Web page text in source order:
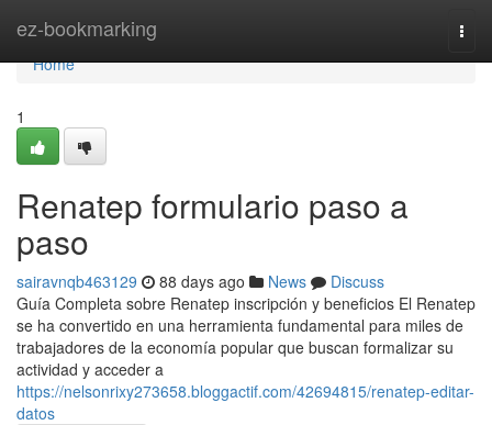
ez-bookmarking
Home
Home
1
Renatep formulario paso a
paso
sairavnqb463129 88 days ago News
Discuss
Guía Completa sobre Renatep inscripción y beneficios El Renatep
se ha convertido en una herramienta fundamental para miles de
trabajadores de la economía popular que buscan formalizar su
actividad y acceder a
https://nelsonrixy273658.bloggactif.com/42694815/renatep-editar-
datos